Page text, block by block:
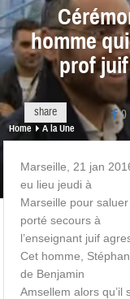
homme
prof
share 0
Home A la Une
Marseille, 21 jan
eu lieu jeudi à
Marseille pour
porté secours à
l’enseignant juif
Cet homme,
de Benjamin
Amsellem alors